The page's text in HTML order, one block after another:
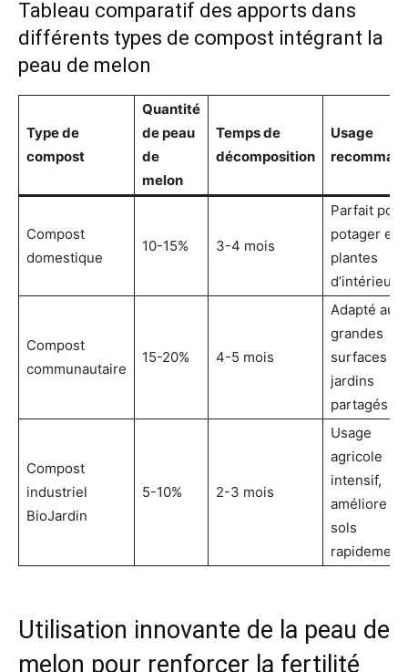
Tableau comparatif des apports dans
différents types de compost intégrant la
peau de melon
Type de
compost
Quantité
de peau
de
melon
Temps de
décomposition
Usage
Compost
domestique
10-15% 3-4 mois
Parfait pour
potager et
plantes
d’intérieur
Compost
communautaire
15-20% 4-5 mois
Adapté aux
grandes
surfaces et
jardins
partagés
Compost
industriel
BioJardin
5-10% 2-3 mois
Usage
agricole
intensif,
améliore
sols
rapidement
Utilisation innovante de la peau de
melon pour renforcer la fertilité